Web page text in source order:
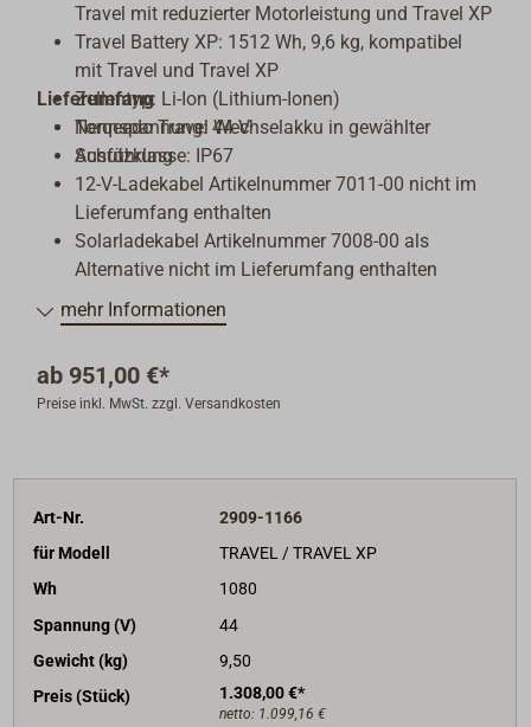
Travel mit reduzierter Motorleistung und Travel XP
Travel Battery XP: 1512 Wh, 9,6 kg, kompatibel
mit Travel und Travel XP
Zellentyp: Li-Ion (Lithium-Ionen)
Nennspannung: 44 V
Schutzklasse: IP67
Lieferumfang
Torqeedo Travel Wechselakku in gewählter
Ausführung
12-V-Ladekabel Artikelnummer 7011-00 nicht im
Lieferumfang enthalten
Solarladekabel Artikelnummer 7008-00 als
Alternative nicht im Lieferumfang enthalten
mehr Informationen
ab 951,00 €*
Preise inkl. MwSt. zzgl. Versandkosten
Art-Nr.
2909-1166
für Modell
TRAVEL / TRAVEL XP
Wh
1080
Spannung (V)
44
Gewicht (kg)
9,50
Preis (Stück)
1.308,00 €*
netto: 1.099,16 €